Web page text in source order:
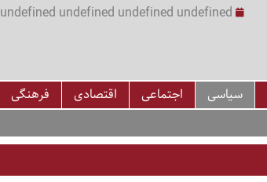
undefined undefined undefined undefined | ساعت undefined:undefined
سیاسی اجتماعی اقتصادی فرهنگی